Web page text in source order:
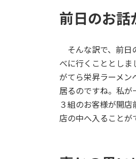
前日のお話
そんな訳で、前日
べに行くこととし
がてら栄昇ラーメ
居るのですね。私
３組のお客様が開
店の中へ入ることが